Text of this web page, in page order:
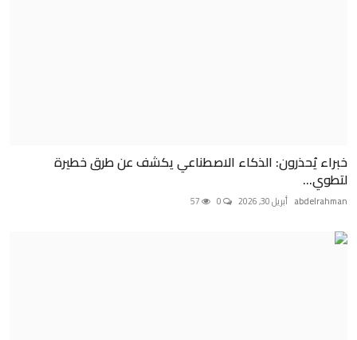
خبراء يُحذرون: الذكاء الاصطناعي يكشف عن طرق خطيرة
لتطوي...
abdelrahman أبريل 30, 2026